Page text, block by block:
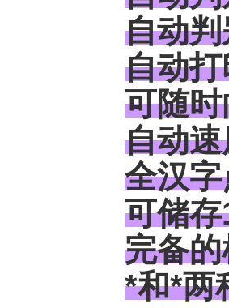
自动
自动
可随
自动
全汉
可储存
完备
*和*两